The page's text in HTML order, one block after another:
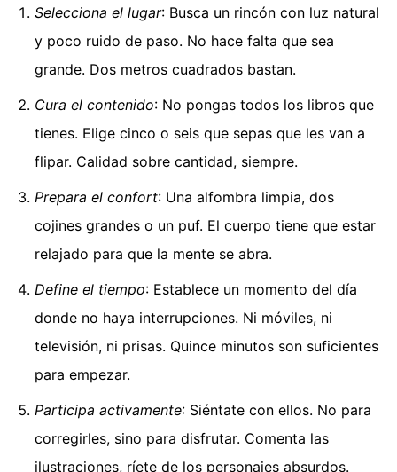
Selecciona el lugar: Busca un rincón con luz natural
y poco ruido de paso. No hace falta que sea
grande. Dos metros cuadrados bastan.
Cura el contenido: No pongas todos los libros que
tienes. Elige cinco o seis que sepas que les van a
flipar. Calidad sobre cantidad, siempre.
Prepara el confort: Una alfombra limpia, dos
cojines grandes o un puf. El cuerpo tiene que estar
relajado para que la mente se abra.
Define el tiempo: Establece un momento del día
donde no haya interrupciones. Ni móviles, ni
televisión, ni prisas. Quince minutos son suficientes
para empezar.
Participa activamente: Siéntate con ellos. No para
corregirles, sino para disfrutar. Comenta las
ilustraciones, ríete de los personajes absurdos.